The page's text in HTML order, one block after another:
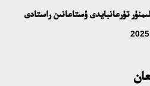
تۇرعانبايدى ۇستاعانىن راستادى